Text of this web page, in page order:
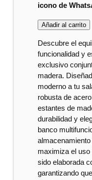
icono de
Añadir al carrito
Descubre el
funcionalidad y
exclusivo
madera.
moderno a tu
robusta de
estantes de
durabilidad y
banco
maximiza el uso
sido elaborada
garantizando